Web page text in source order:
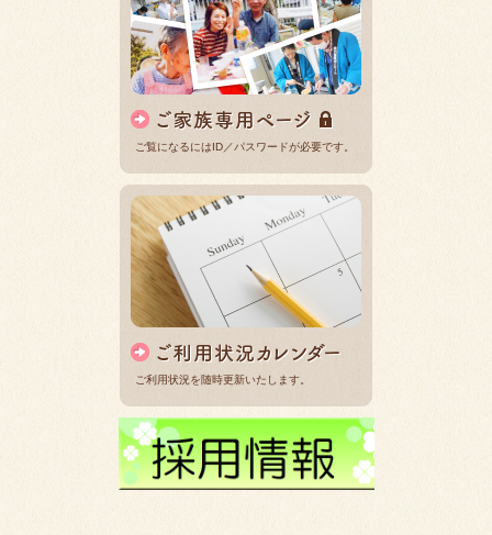
ご覧になるにはID／パスワードが必要です。
ご利用状況を随時更新いたします。